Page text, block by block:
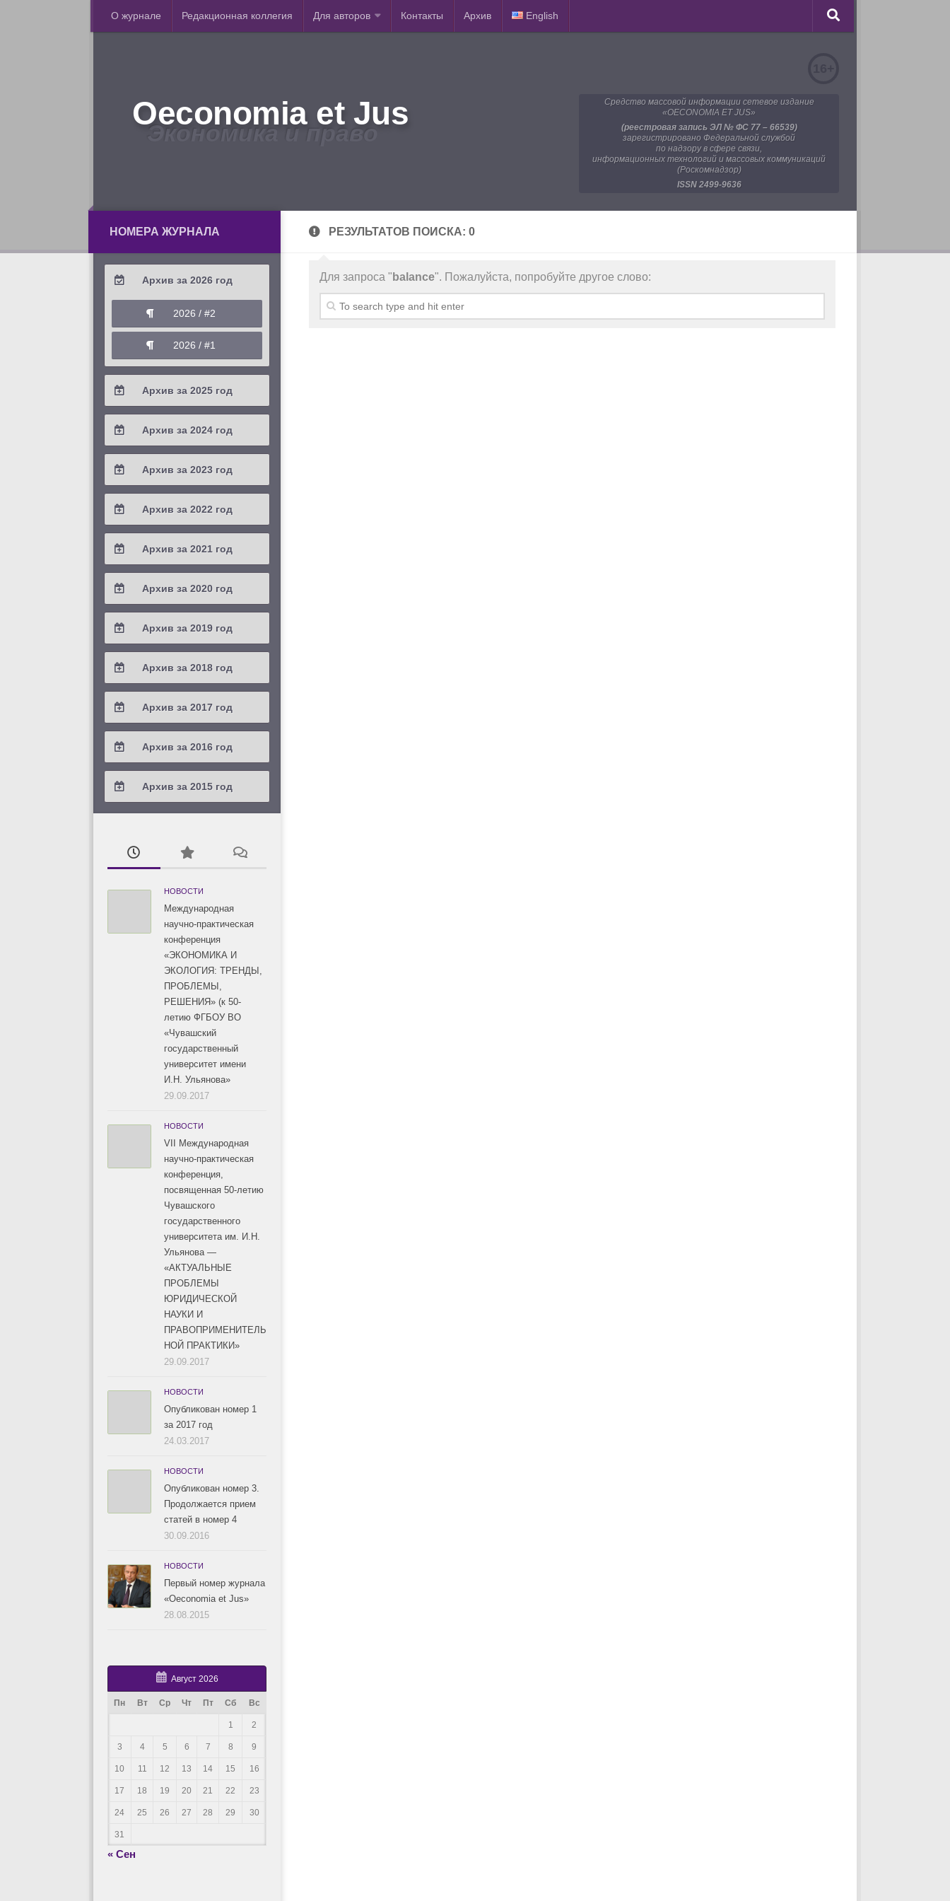
О журнале Редакционная коллегия Для авторов Контакты Архив English
Oeconomia et Jus
Экономика и право
Средство массовой информации сетевое издание
«OECONOMIA ET JUS»
(реестровая запись ЭЛ № ФС 77 – 66539)
зарегистрировано Федеральной службой
по надзору в сфере связи,
информационных технологий и массовых коммуникаций
(Роскомнадзор)
ISSN 2499-9636
РЕЗУЛЬТАТОВ ПОИСКА: 0
Для запроса " balance". Пожалуйста, попробуйте другое слово:
НОМЕРА ЖУРНАЛА
Архив за 2026 год
2026 / #2
2026 / #1
Архив за 2025 год
2025 / #4
2025 / #3
2025 / #1
Архив за 2024 год
2024 / #4
2024 / #3
2024 / #1
Архив за 2023 год
2023 / #4
2023 / #3
2023 / #1
Архив за 2022 год
2022 / #4
2022 / #3
2022 / #1
Архив за 2021 год
2021 / #4
2021 / #3
2021 / #1
Архив за 2020 год
2020 / #4
2020 / #3
2020 / #1
Архив за 2019 год
2019 / #4
2019 / #3
2019 / #1
Архив за 2018 год
2018 / #4
2018 / #3
2018 / #1
Архив за 2017 год
2017 / #4
2017 / #3
Архив за 2016 год
2016 / #4
2016 / #3
Архив за 2015 год
2015 / #3
2015 / #2
НОВОСТИ
Международная
научно-практическая
конференция
«ЭКОНОМИКА И
ЭКОЛОГИЯ: ТРЕНДЫ,
ПРОБЛЕМЫ,
РЕШЕНИЯ» (к 50-
летию ФГБОУ ВО
«Чувашский
государственный
университет имени
И.Н. Ульянова»
29.09.2017
НОВОСТИ
VII Международная
научно-практическая
конференция,
посвященная 50-летию
Чувашского
государственного
университета им. И.Н.
Ульянова —
«АКТУАЛЬНЫЕ
ПРОБЛЕМЫ
ЮРИДИЧЕСКОЙ
НАУКИ И
ПРАВОПРИМЕНИТЕЛЬ
НОЙ ПРАКТИКИ»
29.09.2017
НОВОСТИ
Опубликован номер 1
за 2017 год
24.03.2017
НОВОСТИ
Опубликован номер 3.
Продолжается прием
статей в номер 4
30.09.2016
НОВОСТИ
Первый номер журнала
«Oeconomia et Jus»
28.08.2015
Август 2026
Пн Вт Ср Чт Пт Сб Вс
1 2
3 4 5 6 7 8 9
10 11 12 13 14 15 16
17 18 19 20 21 22 23
24 25 26 27 28 29 30
31
« Сен